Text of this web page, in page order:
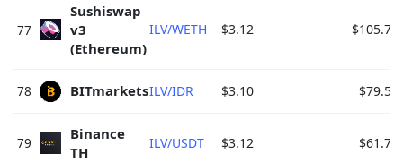
77
Sushiswap
v3
(Ethereum)
ILV/WETH $3.12 $105.74
78 BITmarkets ILV/IDR $3.10 $79.59
79
Binance
TH
ILV/USDT $3.12 $61.75